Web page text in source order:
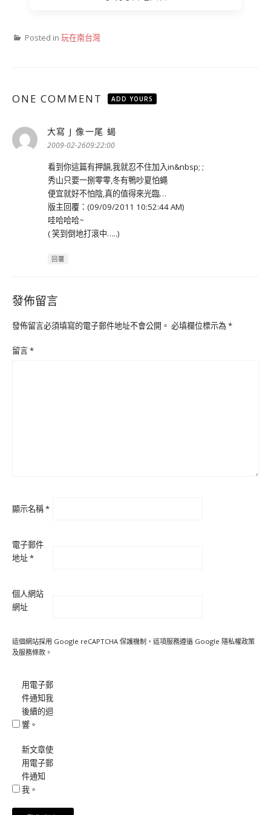
Posted in 玩在南台灣
ONE COMMENT ADD YOURS
大寫 J 像一尾 蝎
2009-02-2609:22:00
看到你這篇有押韻,我就忍不住加入in&nbsp; ;
秀山只要一捌零零,冬有鴨吵夏怕蠅
便宜就好不怕陰,真的值得來光臨…
版主回覆：(09/09/2011 10:52:44 AM)
哇哈哈哈~
( 笑到倒地打滾中…..)
回覆
發佈留言
發佈留言必須填寫的電子郵件地址不會公開。 必填欄位標示為*
留言*
顯示名稱*
電子郵件
地址*
個人網站
網址
這個網站採用 Google reCAPTCHA 保護機制，這項服務遵循 Google 隱私權政策
及服務條款 。
用電子郵
件通知我
後續的迴
響。
新文章使
用電子郵
件通知
我。